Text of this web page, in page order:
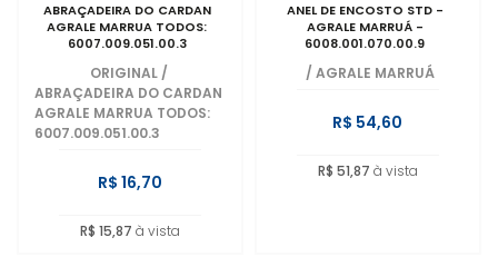
ABRAÇADEIRA DO CARDAN
AGRALE MARRUA TODOS:
6007.009.051.00.3
ORIGINAL /
ABRAÇADEIRA DO CARDAN
AGRALE MARRUA TODOS:
6007.009.051.00.3
R$ 16,70
R$ 15,87 à vista
ANEL DE ENCOSTO STD -
AGRALE MARRUÁ -
6008.001.070.00.9
/ AGRALE MARRUÁ
R$ 54,60
R$ 51,87 à vista